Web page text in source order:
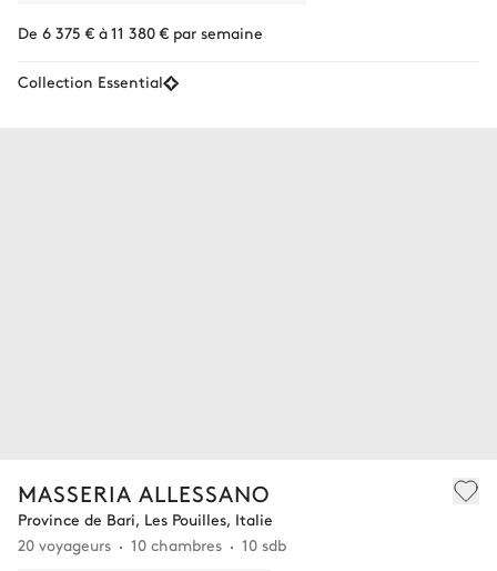
De 6 375 € à 11 380 € par semaine
Collection Essential
MASSERIA ALLESSANO
Province de Bari, Les Pouilles, Italie
20 voyageurs
10 chambres 10 sdb